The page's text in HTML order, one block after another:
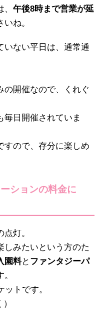
午後8時まで営業が延
ね。
いない平日は、通常通
の開催なので、くれぐ
毎日開催されていま
すので、存分に楽しめ
ションの料金に
灯。
しみたいという方のた
園料と ファンタジーパ
トです。